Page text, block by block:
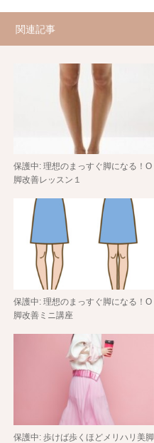
関連記事
保護中: 理想のまっすぐ脚になる！O
脚改善レッスン１
保護中: 理想のまっすぐ脚になる！O
脚改善ミニ講座
保護中: 歩けば歩くほどメリハリ美脚